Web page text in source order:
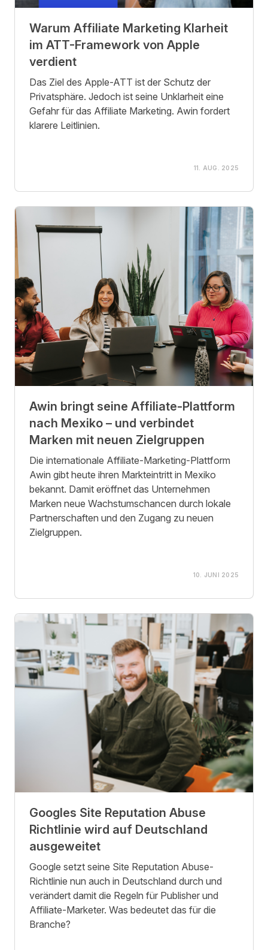
Warum Affiliate Marketing Klarheit
im ATT-Framework von Apple
verdient
Das Ziel des Apple-ATT ist der Schutz der
Privatsphäre. Jedoch ist seine Unklarheit eine
Gefahr für das Affiliate Marketing. Awin fordert
klarere Leitlinien.
11. AUG. 2025
Awin bringt seine Affiliate-Plattform
nach Mexiko – und verbindet
Marken mit neuen Zielgruppen
Die internationale Affiliate-Marketing-Plattform
Awin gibt heute ihren Markteintritt in Mexiko
bekannt. Damit eröffnet das Unternehmen
Marken neue Wachstumschancen durch lokale
Partnerschaften und den Zugang zu neuen
Zielgruppen.
10. JUNI 2025
Googles Site Reputation Abuse
Richtlinie wird auf Deutschland
ausgeweitet
Google setzt seine Site Reputation Abuse-
Richtlinie nun auch in Deutschland durch und
verändert damit die Regeln für Publisher und
Affiliate-Marketer. Was bedeutet das für die
Branche?